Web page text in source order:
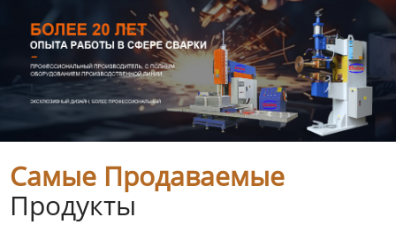
Самые Продаваемые
Продукты